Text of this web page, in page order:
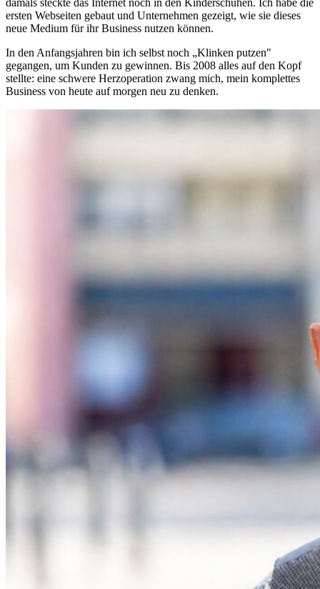
ersten Webseiten gebaut und Unternehmen gezeigt, wie sie dieses
neue Medium für ihr Business nutzen können.
In den Anfangsjahren bin ich selbst noch „Klinken putzen"
gegangen, um Kunden zu gewinnen. Bis 2008 alles auf den Kopf
stellte: eine schwere Herzoperation zwang mich, mein komplettes
Business von heute auf morgen neu zu denken.